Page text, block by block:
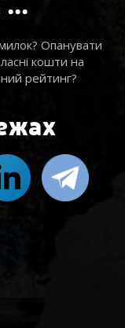
Опанувати
кошти на
рейтинг?